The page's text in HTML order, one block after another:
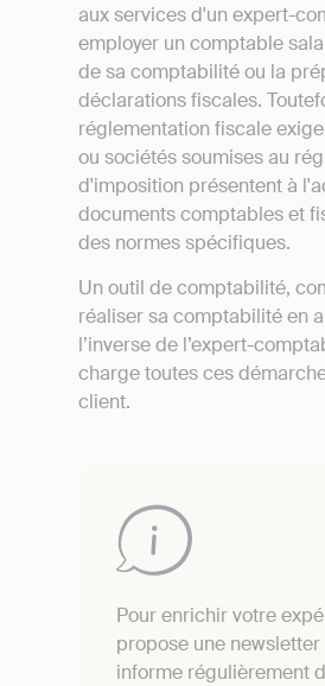
aux services d'un expert-
employer un comptable
de sa comptabilité ou la
déclarations fiscales.
réglementation fiscale
ou sociétés soumises au
d'imposition présentent à
documents comptables et
des normes spécifiques.
Un outil de comptabilité,
réaliser sa comptabilité en
l’inverse de l’expert-
charge toutes ces
client.
Pour enrichir votre
propose une
informe régulièrement